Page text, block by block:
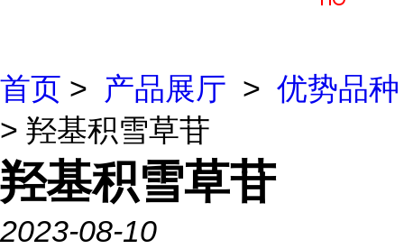
首页 > 产品展厅 > 优势品种
> 羟基积雪草苷
羟基积雪草苷
2023-08-10